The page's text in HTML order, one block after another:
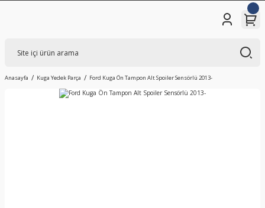
Anasayfa Kuga Yedek Parça Ford Kuga Ön Tampon Alt Spoiler Sensörlü 2013-